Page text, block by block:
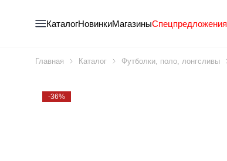
КаталогНовинкиМагазиныСпецпредложения
Главная Каталог Футболки, поло, лонгсливы
-36%